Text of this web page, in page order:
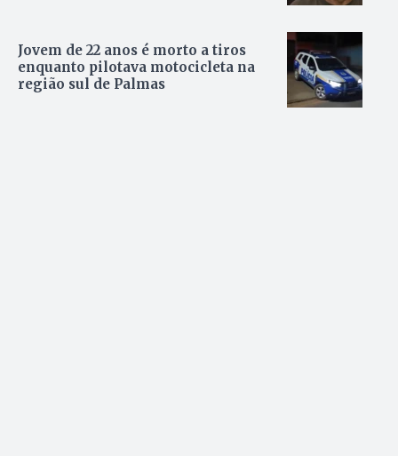
Jovem de 22 anos é morto a tiros
enquanto pilotava motocicleta na
região sul de Palmas